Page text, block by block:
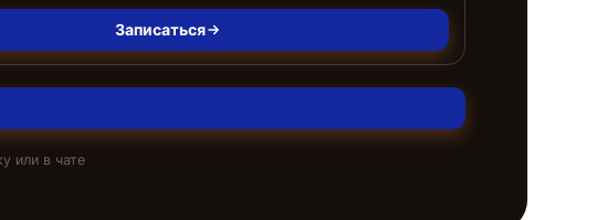
Записаться
или в чате